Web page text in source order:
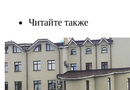
Читайте также